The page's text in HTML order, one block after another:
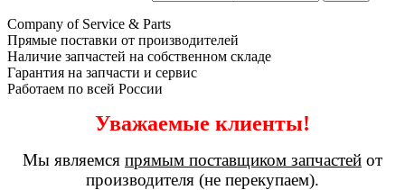
Company of Service & Parts
Прямые поставки от производителей
Наличие запчастей на собственном складе
Гарантия на запчасти и сервис
Работаем по всей России
Уважаемые клиенты!
Мы являемся прямым поставщиком запчастей от
производителя (не перекупаем).